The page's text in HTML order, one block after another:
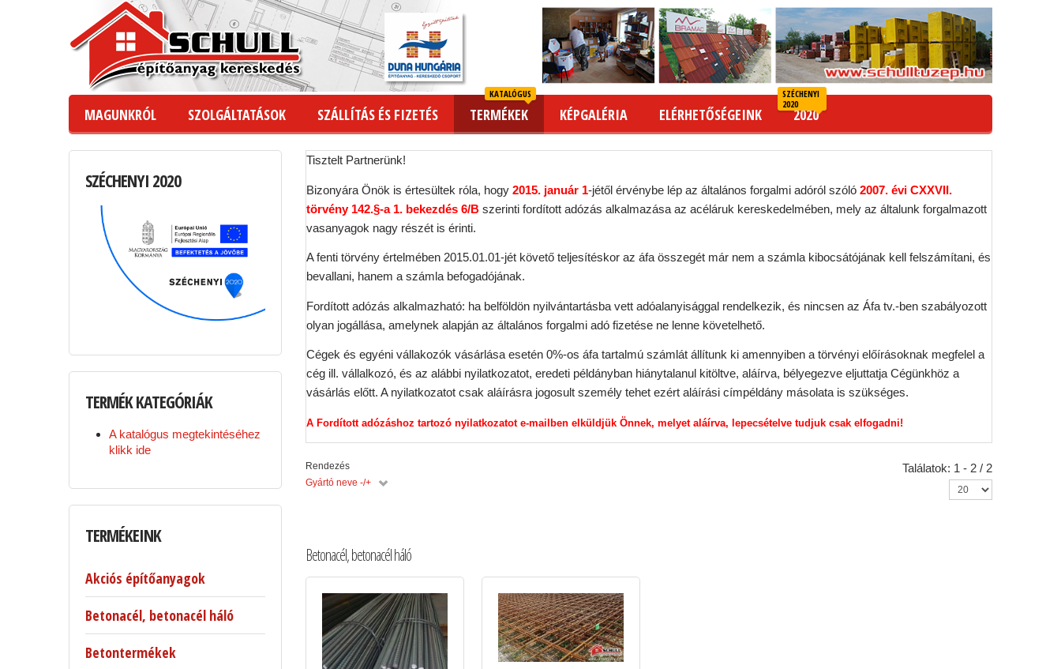
MAGUNKRÓL SZOLGÁLTATÁSOK SZÁLLÍTÁS ÉS FIZETÉS TERMÉKEK
KATALÓGUS
KÉPGALÉRIA ELÉRHETŐSÉGEINK 2020
SZÉCHENYI
2020
SZÉCHENYI 2020
TERMÉKKATEGÓRIÁK
A katalógus megtekintéséhez
klikk ide
TERMÉKEINK
Akciós építőanyagok
Betonacél, betonacél háló
Betontermékek
Tisztelt Partnerünk!
Bizonyára Önök is értesültek róla, hogy 2015. január 1-jétől érvénybe lép az általános forgalmi adóról szóló 2007. évi CXXVII.
törvény 142.§-a 1. bekezdés 6/B szerinti fordított adózás alkalmazása az acéláruk kereskedelmében, mely az általunk forgalmazott
vasanyagok nagy részét is érinti.
A fenti törvény értelmében 2015.01.01-jét követő teljesítéskor az áfa összegét már nem a számla kibocsátójának kell felszámítani, és
bevallani, hanem a számla befogadójának.
Fordított adózás alkalmazható: ha belföldön nyilvántartásba vett adóalanyisággal rendelkezik, és nincsen az Áfa tv.-ben szabályozott
olyan jogállása, amelynek alapján az általános forgalmi adó fizetése ne lenne követelhető.
Cégek és egyéni vállakozók vásárlása esetén 0%-os áfa tartalmú számlát állítunk ki amennyiben a törvényi előírásoknak megfelel a
cég ill. vállalkozó, és az alábbi nyilatkozatot, eredeti példányban hiánytalanul kitöltve, aláírva, bélyegezve eljuttatja Cégünkhöz a
vásárlás előtt. A nyilatkozatot csak aláírásra jogosult személy tehet ezért aláírási címpéldány másolata is szükséges.
A Fordított adózáshoz tartozó nyilatkozatot e-mailben elküldjük Önnek, melyet aláírva, lepecsételve tudjuk csak elfogadni!
Rendezés
Gyártó neve -/+
Találatok: 1 - 2 / 2
Betonacél, betonacél háló